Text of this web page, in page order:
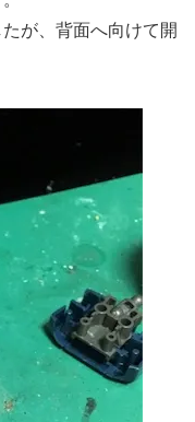
が、背面へ向けて開